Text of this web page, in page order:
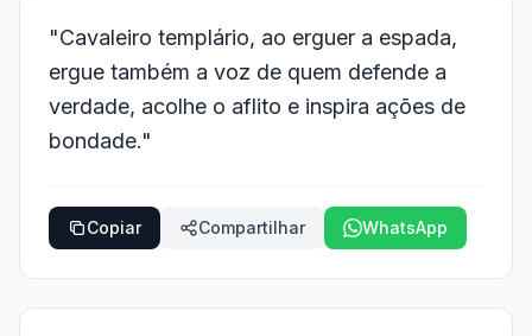
"Cavaleiro templário, ao erguer a espada,
ergue também a voz de quem defende a
verdade, acolhe o aflito e inspira ações de
bondade."
Copiar Compartilhar WhatsApp